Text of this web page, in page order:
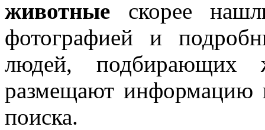
животные скорее
фотографией и
людей, подбирающих
размещают информацию
поиска.